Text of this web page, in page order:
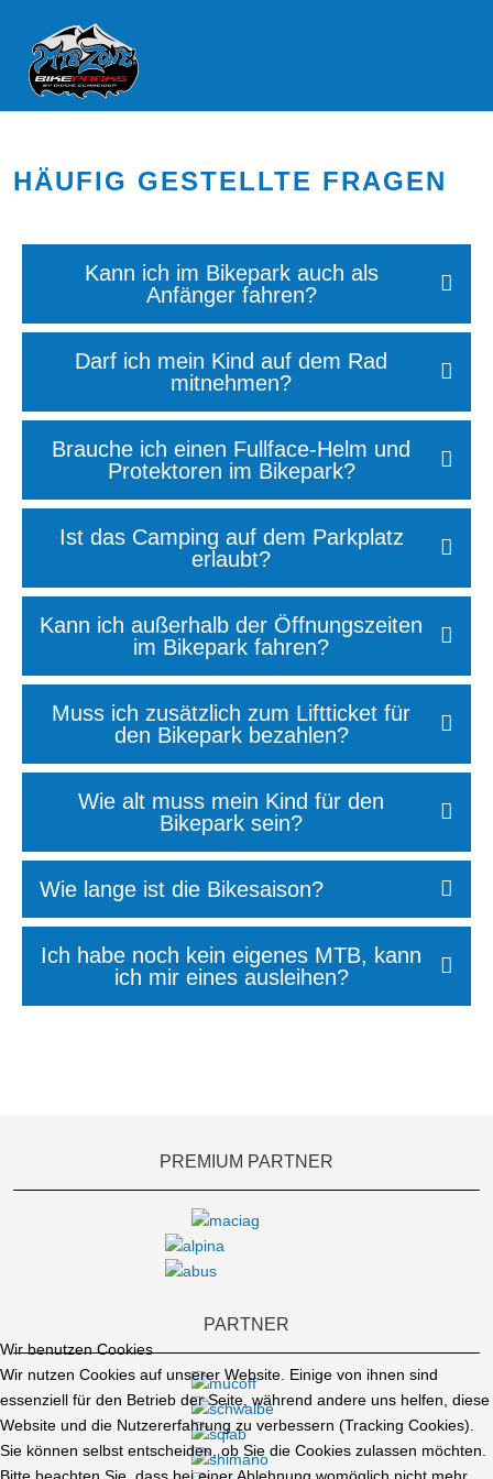
HÄUFIG GESTELLTE FRAGEN
Kann ich im Bikepark auch als
Anfänger fahren?
Darf ich mein Kind auf dem Rad
mitnehmen?
Brauche ich einen Fullface-Helm und
Protektoren im Bikepark?
Ist das Camping auf dem Parkplatz
erlaubt?
Kann ich außerhalb der Öffnungszeiten
im Bikepark fahren?
Muss ich zusätzlich zum Liftticket für
den Bikepark bezahlen?
Wie alt muss mein Kind für den
Bikepark sein?
Wie lange ist die Bikesaison?
Ich habe noch kein eigenes MTB, kann
ich mir eines ausleihen?
PREMIUM PARTNER
PARTNER
Wir benutzen Cookies
Wir nutzen Cookies auf unserer Website. Einige von ihnen sind
essenziell für den Betrieb der Seite, während andere uns helfen, diese
Website und die Nutzererfahrung zu verbessern (Tracking Cookies).
Sie können selbst entscheiden, ob Sie die Cookies zulassen möchten.